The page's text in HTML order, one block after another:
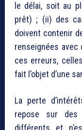
le délai, soit au
prêt) ; (ii) des
doivent contenir
renseignées avec
ces erreurs,
fait l’objet d’une
La perte
repose sur des
différents et